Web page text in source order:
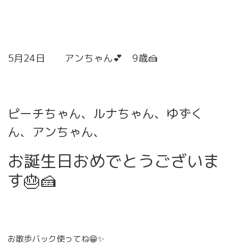
5月24日 アンちゃん💕 9歳🍰
ピーチちゃん、ルナちゃん、ゆずく
ん、アンちゃん、
お誕生日おめでとうございま
す🎂🍰
お散歩バック使ってね😁✨